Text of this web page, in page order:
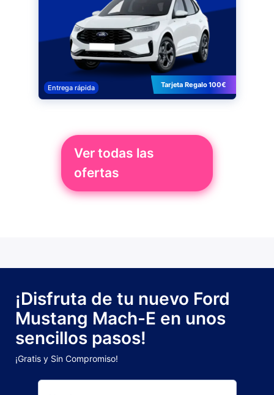
Entrega rápida Tarjeta Regalo 100€
Ver todas las
ofertas
¡Disfruta de tu nuevo Ford
Mustang Mach-E en unos
sencillos pasos!
¡Gratis y Sin Compromiso!